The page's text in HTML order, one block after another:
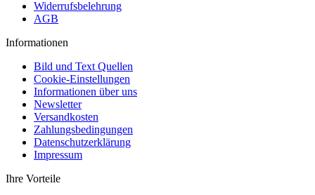
Widerrufsbelehrung
AGB
Informationen
Bild und Text Quellen
Cookie-Einstellungen
Informationen über uns
Newsletter
Versandkosten
Zahlungsbedingungen
Datenschutzerklärung
Impressum
Ihre Vorteile